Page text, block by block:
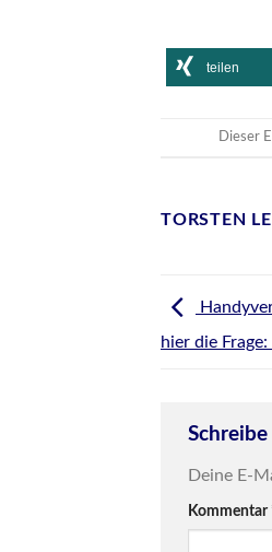
teilen
Dieser
TORSTEN
hier die
Deine E-
Kommentar